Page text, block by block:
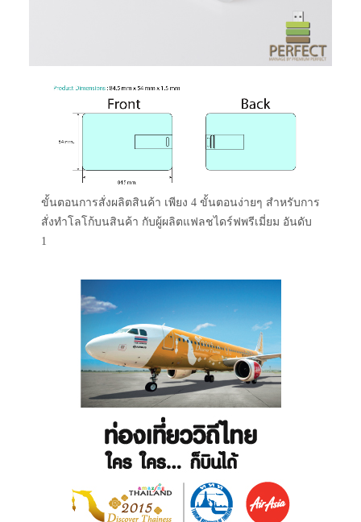
ขั้นตอนการสั่งผลิตสินค้า เพียง 4 ขั้นตอนง่ายๆ สำหรับการ
สั่งทำโลโก้บนสินค้า กับผู้ผลิตแฟลชไดร์ฟพรีเมี่ยม อันดับ
1